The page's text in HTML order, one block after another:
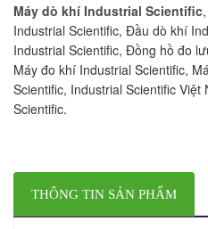
Máy dò khí Industrial Scientific
Industrial Scientific, Đầu dò khí
Industrial Scientific, Đồng hồ đo
Máy đo khí Industrial Scientific,
Scientific, Industrial Scientific
Scientific.
THÔNG TIN SẢN PHẨM